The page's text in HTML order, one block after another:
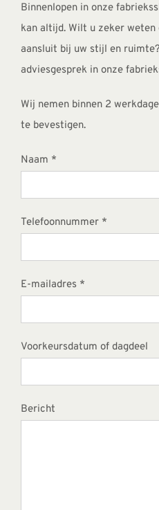
Binnenlopen in onze
kan altijd. Wilt u zeker
aansluit bij uw stijl en
adviesgesprek in onze
Wij nemen binnen 2
te bevestigen.
Naam *
Telefoonnummer *
E-mailadres *
Voorkeursdatum of dagdeel
Bericht